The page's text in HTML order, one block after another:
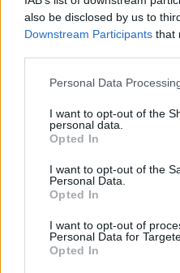
also be disclosed by us to
Downstream Participants that
Personal Data
I want to opt-out of the
personal data.
Opted In
I want to opt-out of the
Personal Data.
Opted In
I want to opt-out of
Personal Data for
Opted In
compagno in difficoltà.
Dovrebbe essere
spine, ma in realtà ci
poco.